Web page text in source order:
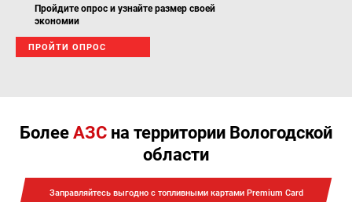
Пройдите опрос и узнайте размер своей
экономии
ПРОЙТИ ОПРОС
Более АЗС на территории Вологодской
области
Заправляйтесь выгодно с топливными картами Premium Card